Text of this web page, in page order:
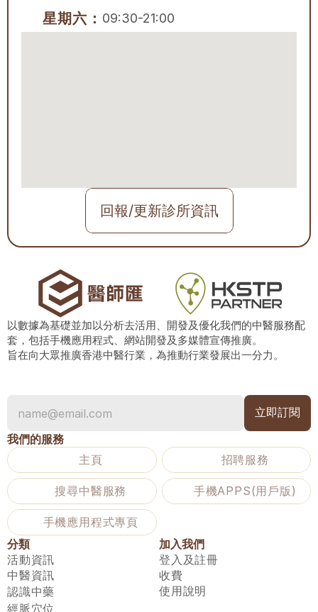
星期六： 09:30-21:00
回報/更新診所資訊
以數據為基礎並加以分析去活用、開發及優化我們的中醫服務配
套，包括手機應用程式、網站開發及多媒體宣傳推廣。
旨在向大眾推廣香港中醫行業，為推動行業發展出一分力。
我們的服務
主頁
招聘服務
搜尋中醫服務 手機APPS(用戶版)
手機應用程式專頁
分類
活動資訊
中醫資訊
認識中藥
經脈穴位
加入我們
登入及註冊
收費
使用說明